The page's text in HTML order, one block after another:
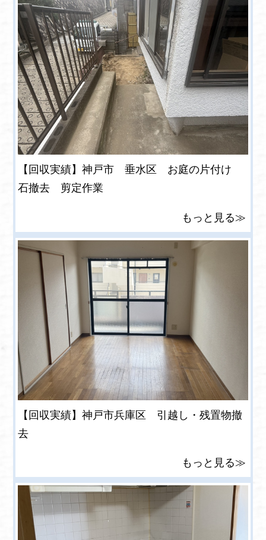
【回収実績】神戸市 垂水区 お庭の片付け
石撤去 剪定作業
もっと見る≫
【回収実績】神戸市兵庫区 引越し・残置物撤
去
もっと見る≫